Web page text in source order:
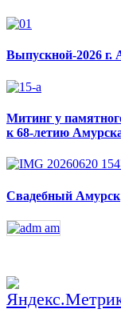
Выпускной-2026 г.
Митинг у
к 68-летию
Свадебный Амурск